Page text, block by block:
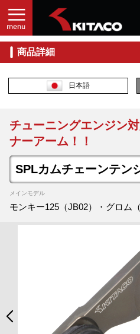
商品詳細
日本語
チューニングエンジン
ナーアーム！！
SPLカムチェーンテン
メインモデル
モンキー125（JB02）・グロム